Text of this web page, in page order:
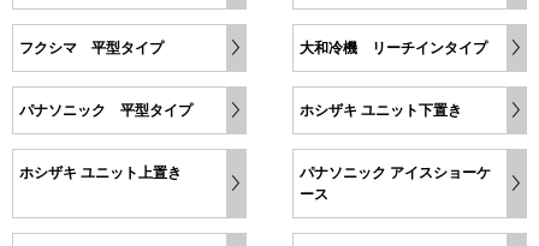
フクシマ 平型タイプ 大和冷機 リーチインタイプ
パナソニック 平型タイプ ホシザキ ユニット下置き
ホシザキ ユニット上置き
パナソニック アイスショーケ
ース